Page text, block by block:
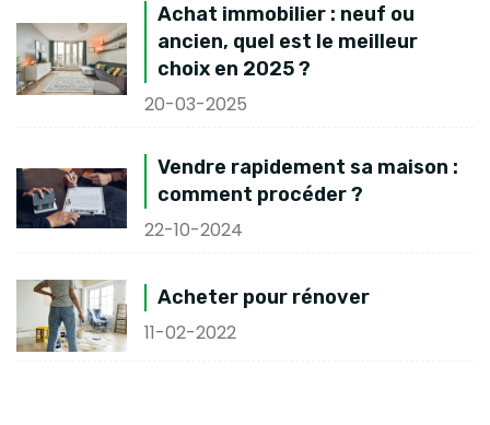
Achat immobilier : neuf ou
ancien, quel est le meilleur
choix en 2025 ?
20-03-2025
Vendre rapidement sa maison :
comment procéder ?
22-10-2024
Acheter pour rénover
11-02-2022